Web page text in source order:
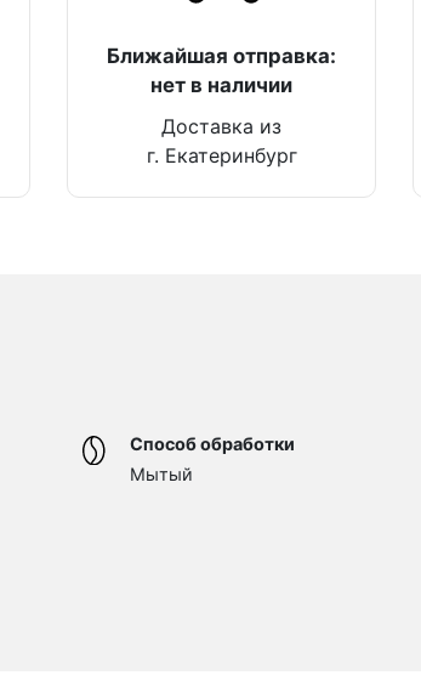
Ближайшая отправка:
нет в наличии
Доставка из
г. Екатеринбург
Способ обработки
Мытый